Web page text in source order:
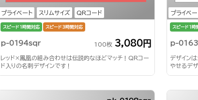
プライベート スリムサイズ QRコード
スピード1時間対応 スピード3時間対応
p-0194sqr 100枚 3,080円
レッド×鳳凰の組み合わせは伝説的なほどマッチ！QRコー
ド入りの名刺デザインです！
プライベー
スピード1時
p-
デザイン
やせるデザ